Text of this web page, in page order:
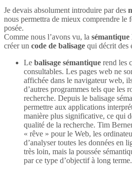
Je devais absolument introduire par des
nous permettra de mieux comprendre le
posée.
Comme nous l’avons vu, la
créer un code de balisage qui décrit des
Le balisage sémantique rend les
consultables. Les pages web ne
affichée dans le navigateur web,
d’autres programmes tels que les
recherche. Depuis le balisage
permettre aux applications
manière plus significative, ce qui
qualité de la recherche. Tim
« rêve » pour le Web, les
d’analyser toutes les données en
très loin, mais la poussée
par ce type d’objectif à long terme.